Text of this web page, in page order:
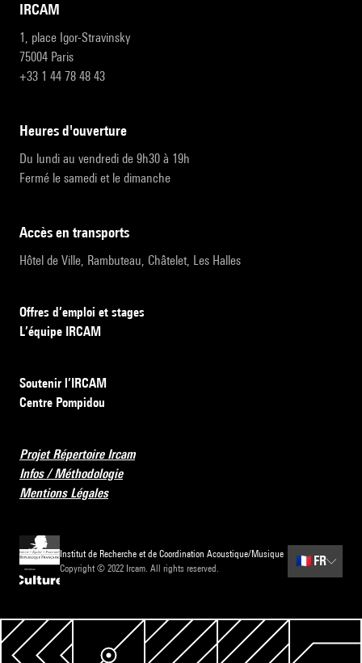
IRCAM
1, place Igor-Stravinsky
75004 Paris
+33 1 44 78 48 43
heures d'ouverture
Du lundi au vendredi de 9h30 à 19h
Fermé le samedi et le dimanche
accès en transports
Hôtel de Ville, Rambuteau, Châtelet, Les Halles
Offres d’emploi et stages
L’équipe IRCAM
Soutenir l’IRCAM
Centre Pompidou
Projet Répertoire Ircam
Infos / Méthodologie
Mentions Légales
Institut de Recherche et de Coordination Acoustique/Musique
Copyright © 2022 Ircam. All rights reserved.
🇫🇷 FR